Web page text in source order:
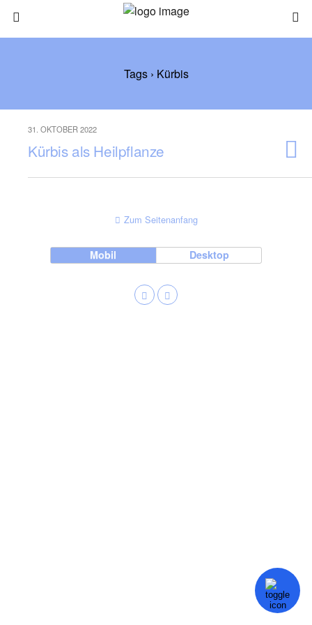
Tags › Kürbis
31. OKTOBER 2022
Kürbis als Heilpflanze
Zum Seitenanfang
Mobil Desktop